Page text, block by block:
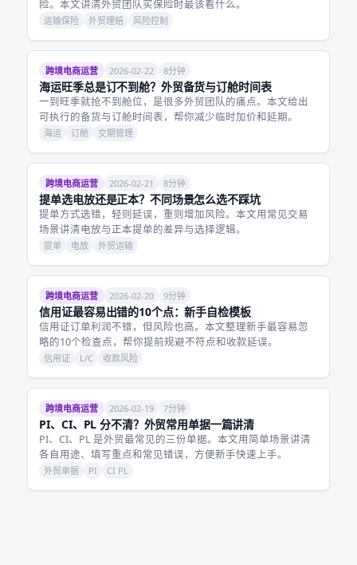
险。本文讲清外贸团队买保险时最该看什么。
运输保险 外贸理赔 风险控制
跨境电商运营 2026-02-22 8分钟
海运旺季总是订不到舱？外贸备货与订舱时间表
一到旺季就抢不到舱位，是很多外贸团队的痛点。本文给出
可执行的备货与订舱时间表，帮你减少临时加价和延期。
海运 订舱 交期管理
跨境电商运营 2026-02-21 8分钟
提单选电放还是正本？不同场景怎么选不踩坑
提单方式选错，轻则延误，重则增加风险。本文用常见交易
场景讲清电放与正本提单的差异与选择逻辑。
提单 电放 外贸运输
跨境电商运营 2026-02-20 9分钟
信用证最容易出错的10个点：新手自检模板
信用证订单利润不错，但风险也高。本文整理新手最容易忽
略的10个检查点，帮你提前规避不符点和收款延误。
信用证 L/C 收款风险
跨境电商运营 2026-02-19 7分钟
PI、CI、PL 分不清？外贸常用单据一篇讲清
PI、CI、PL 是外贸最常见的三份单据。本文用简单场景讲清
各自用途、填写重点和常见错误，方便新手快速上手。
外贸单据 PI CI PL